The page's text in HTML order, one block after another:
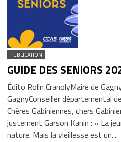
PUBLICATION
GUIDE DES SENIORS
Édito Rolin CranolyMaire de
GagnyConseiller départemental
Chères Gabiniennes, chers
justement Garson Kanin : « La
nature. Mais la vieillesse est un...